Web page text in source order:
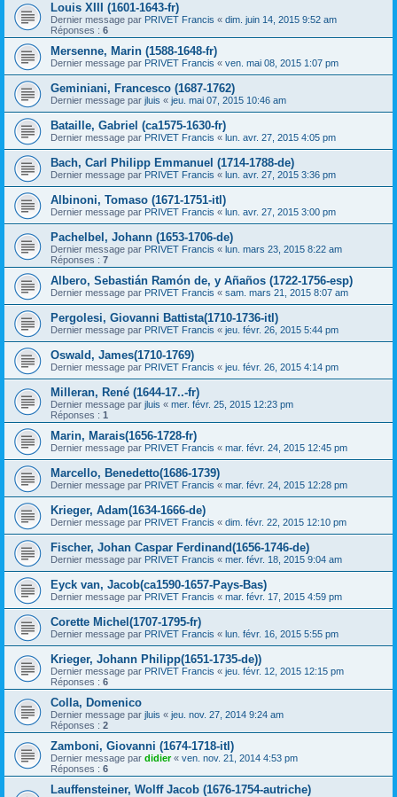
Louis XIII (1601-1643-fr)
Dernier message par PRIVET Francis « dim. juin 14, 2015 9:52 am
Réponses : 6
Mersenne, Marin (1588-1648-fr)
Dernier message par PRIVET Francis « ven. mai 08, 2015 1:07 pm
Geminiani, Francesco (1687-1762)
Dernier message par jluis « jeu. mai 07, 2015 10:46 am
Bataille, Gabriel (ca1575-1630-fr)
Dernier message par PRIVET Francis « lun. avr. 27, 2015 4:05 pm
Bach, Carl Philipp Emmanuel (1714-1788-de)
Dernier message par PRIVET Francis « lun. avr. 27, 2015 3:36 pm
Albinoni, Tomaso (1671-1751-itl)
Dernier message par PRIVET Francis « lun. avr. 27, 2015 3:00 pm
Pachelbel, Johann (1653-1706-de)
Dernier message par PRIVET Francis « lun. mars 23, 2015 8:22 am
Réponses : 7
Albero, Sebastián Ramón de, y Añaños (1722-1756-esp)
Dernier message par PRIVET Francis « sam. mars 21, 2015 8:07 am
Pergolesi, Giovanni Battista(1710-1736-itl)
Dernier message par PRIVET Francis « jeu. févr. 26, 2015 5:44 pm
Oswald, James(1710-1769)
Dernier message par PRIVET Francis « jeu. févr. 26, 2015 4:14 pm
Milleran, René (1644-17..-fr)
Dernier message par jluis « mer. févr. 25, 2015 12:23 pm
Réponses : 1
Marin, Marais(1656-1728-fr)
Dernier message par PRIVET Francis « mar. févr. 24, 2015 12:45 pm
Marcello, Benedetto(1686-1739)
Dernier message par PRIVET Francis « mar. févr. 24, 2015 12:28 pm
Krieger, Adam(1634-1666-de)
Dernier message par PRIVET Francis « dim. févr. 22, 2015 12:10 pm
Fischer, Johan Caspar Ferdinand(1656-1746-de)
Dernier message par PRIVET Francis « mer. févr. 18, 2015 9:04 am
Eyck van, Jacob(ca1590-1657-Pays-Bas)
Dernier message par PRIVET Francis « mar. févr. 17, 2015 4:59 pm
Corette Michel(1707-1795-fr)
Dernier message par PRIVET Francis « lun. févr. 16, 2015 5:55 pm
Krieger, Johann Philipp(1651-1735-de))
Dernier message par PRIVET Francis « jeu. févr. 12, 2015 12:15 pm
Réponses : 6
Colla, Domenico
Dernier message par jluis « jeu. nov. 27, 2014 9:24 am
Réponses : 2
Zamboni, Giovanni (1674-1718-itl)
Dernier message par didier« ven. nov. 21, 2014 4:53 pm
Réponses : 6
Lauffensteiner, Wolff Jacob (1676-1754-autriche)